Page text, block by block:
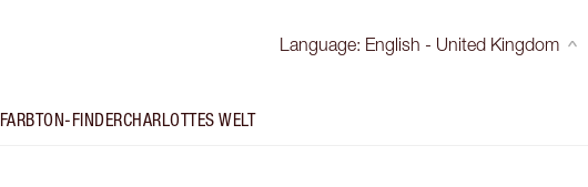
Language: English - United Kingdom
FARBTON-FINDERCHARLOTTES WELT